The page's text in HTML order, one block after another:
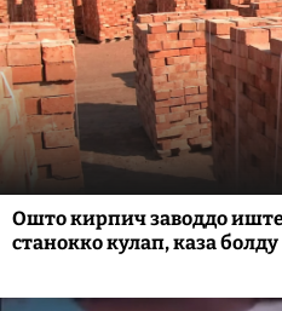
Ошто кирпич заводдо
станокко кулап, каза болду